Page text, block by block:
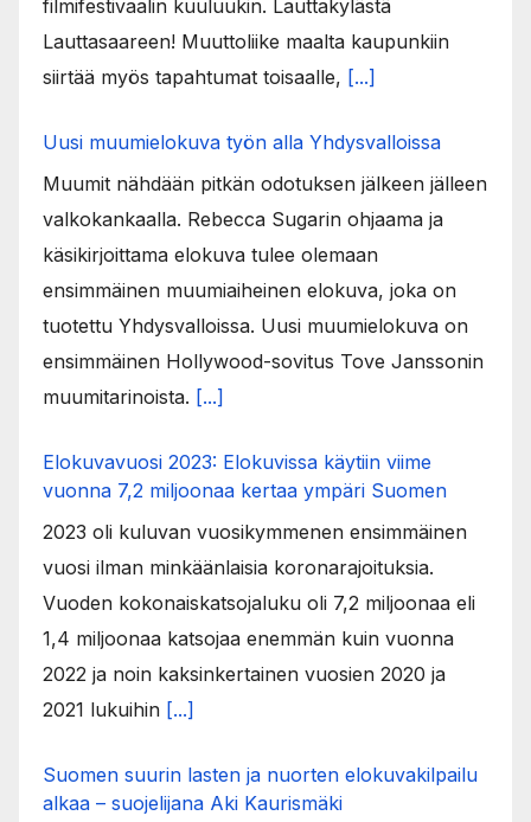
filmifestivaalin kuuluukin. Lauttakylästä
Lauttasaareen! Muuttoliike maalta kaupunkiin
siirtää myös tapahtumat toisaalle, [...]
Uusi muumielokuva työn alla Yhdysvalloissa
Muumit nähdään pitkän odotuksen jälkeen jälleen
valkokankaalla. Rebecca Sugarin ohjaama ja
käsikirjoittama elokuva tulee olemaan
ensimmäinen muumiaiheinen elokuva, joka on
tuotettu Yhdysvalloissa. Uusi muumielokuva on
ensimmäinen Hollywood-sovitus Tove Janssonin
muumitarinoista. [...]
Elokuvavuosi 2023: Elokuvissa käytiin viime
vuonna 7,2 miljoonaa kertaa ympäri Suomen
2023 oli kuluvan vuosikymmenen ensimmäinen
vuosi ilman minkäänlaisia koronarajoituksia.
Vuoden kokonaiskatsojaluku oli 7,2 miljoonaa eli
1,4 miljoonaa katsojaa enemmän kuin vuonna
2022 ja noin kaksinkertainen vuosien 2020 ja
2021 lukuihin [...]
Suomen suurin lasten ja nuorten elokuvakilpailu
alkaa – suojelijana Aki Kaurismäki